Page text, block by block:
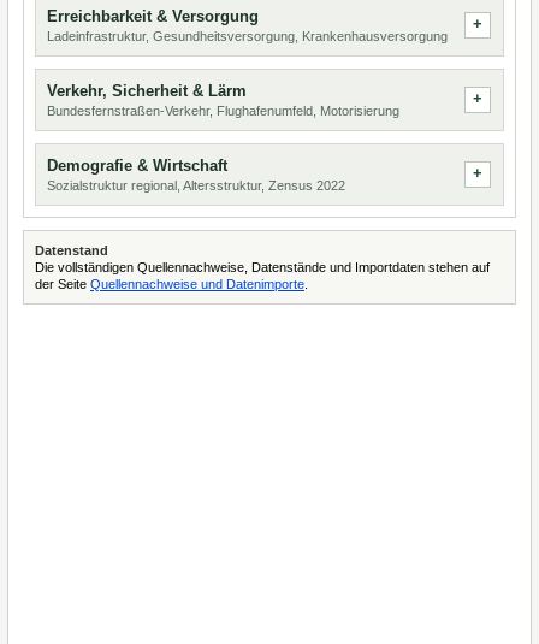
Erreichbarkeit & Versorgung
Ladeinfrastruktur, Gesundheitsversorgung, Krankenhausversorgung
Verkehr, Sicherheit & Lärm
Bundesfernstraßen-Verkehr, Flughafenumfeld, Motorisierung
Demografie & Wirtschaft
Sozialstruktur regional, Altersstruktur, Zensus 2022
Datenstand
Die vollständigen Quellennachweise, Datenstände und Importdaten stehen auf
der Seite Quellennachweise und Datenimporte